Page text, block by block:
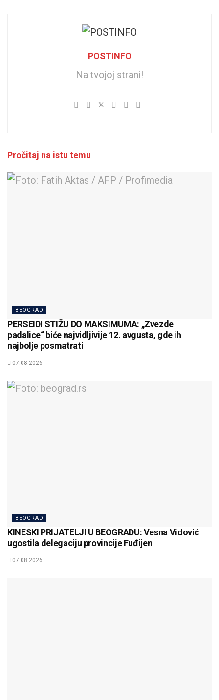
POSTINFO
Na tvojoj strani!
Pročitaj na istu temu
BEOGRAD
PERSEIDI STIŽU DO MAKSIMUMA: „Zvezde
padalice“ biće najvidljivije 12. avgusta, gde ih
najbolje posmatrati
07.08.2026
BEOGRAD
KINESKI PRIJATELJI U BEOGRADU: Vesna Vidović
ugostila delegaciju provincije Fuđijen
07.08.2026